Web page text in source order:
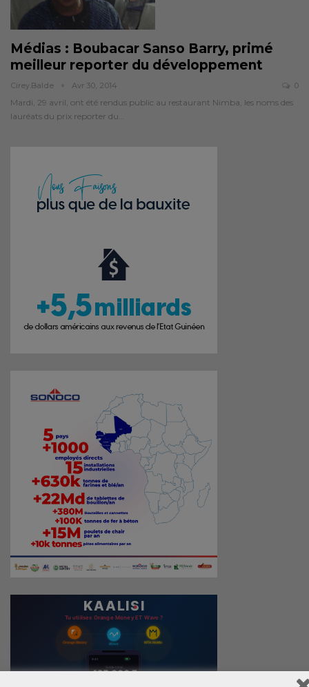
Médias : Boubacar Sanso Barry, primé
meilleur reporter du développement
Cirey.balde Avr 30, 2014 0
Mardi, 29 avril, ont été rendus public au restaurant Nimba, les noms des
lauréats du prix reporter du…